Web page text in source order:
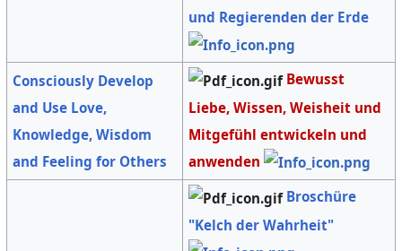
und Regierenden der Erde
Consciously Develop
and Use Love,
Knowledge, Wisdom
and Feeling for Others
Bewusst
Liebe, Wissen, Weisheit und
Mitgefühl entwickeln und
anwenden
Broschüre
"Kelch der Wahrheit"